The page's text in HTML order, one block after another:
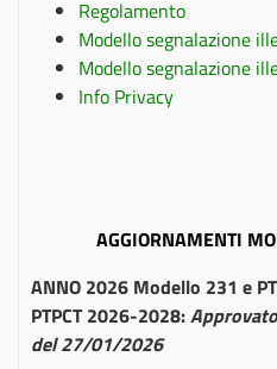
Regolamento
Modello segnalazione
Modello segnalazione
Info Privacy
AGGIORNAMENTI
ANNO 2026 Modello 231 e
PTPCT 2026-2028:
del 27/01/2026